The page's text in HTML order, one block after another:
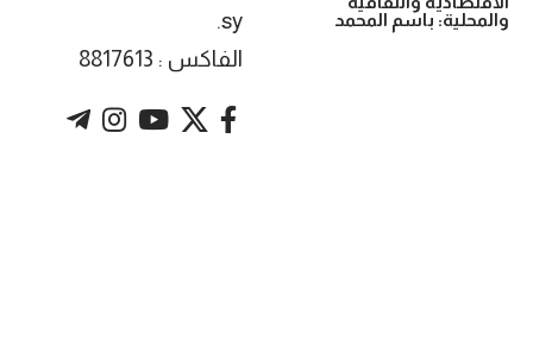
والمحلية: باسم المحمد
.sy
الفاكس : 8817613